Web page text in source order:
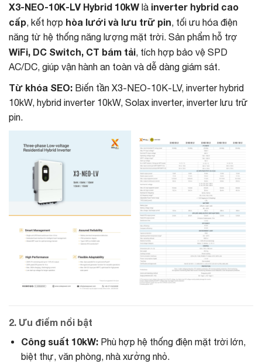
X3-NEO-10K-LV Hybrid 10kW là inverter hybrid cao
cấp, kết hợp hòa lưới và lưu trữ pin, tối ưu hóa điện
năng từ hệ thống năng lượng mặt trời. Sản phẩm hỗ trợ
WiFi, DC Switch, CT bám tải, tích hợp bảo vệ SPD
AC/DC, giúp vận hành an toàn và dễ dàng giám sát.
Từ khóa SEO: Biến tần X3-NEO-10K-LV, inverter hybrid
10kW, hybrid inverter 10kW, Solax inverter, inverter lưu trữ
pin.
2. Ưu điểm nổi bật
Công suất 10kW:Phù hợp hệ thống điện mặt trời lớn,
biệt thự, văn phòng, nhà xưởng nhỏ.